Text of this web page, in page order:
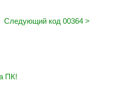
Следующий код 00364 >
ПК!